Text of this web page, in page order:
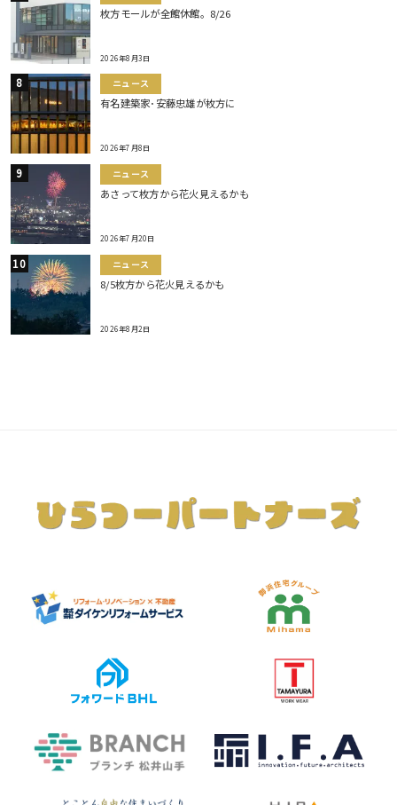
枚方モールが全館休館。8/26
2026年8月3日
ニュース
有名建築家･安藤忠雄が枚方に
2026年7月8日
ニュース
あさって枚方から花火見えるかも
2026年7月20日
ニュース
8/5枚方から花火見えるかも
2026年8月2日